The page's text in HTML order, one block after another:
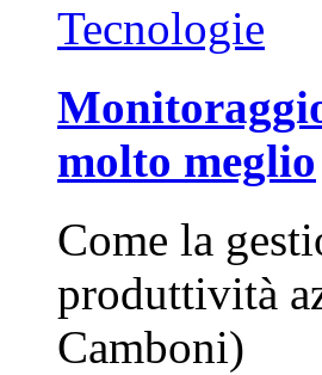
Tecnologie
molto meglio
Come la
produttività
Camboni)